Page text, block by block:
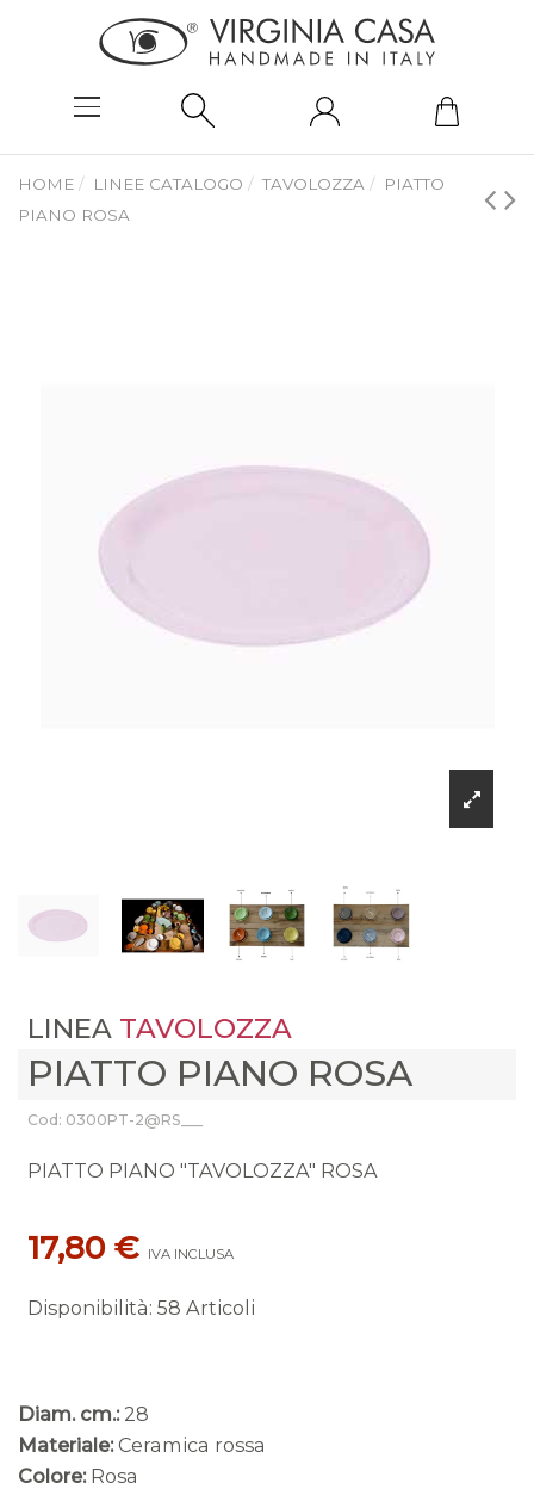
HOME LINEE CATALOGO TAVOLOZZA
PIATTO
PIANO ROSA
LINEA TAVOLOZZA
PIATTO PIANO ROSA
Cod: 0300PT-2@RS___
PIATTO PIANO "TAVOLOZZA" ROSA
17,80 € IVA INCLUSA
Disponibilità: 58 Articoli
Diam. cm.: 28
Materiale: Ceramica rossa
Colore: Rosa